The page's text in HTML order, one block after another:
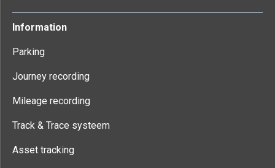
Information
Parking
Journey recording
Mileage recording
Track & Trace systeem
Asset tracking